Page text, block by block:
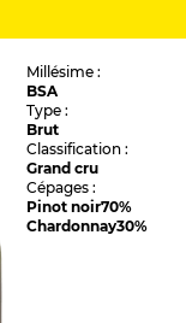
Millésime :
BSA
Type :
Brut
Classification :
Grand cru
Cépages :
Pinot noir70%
Chardonnay30%